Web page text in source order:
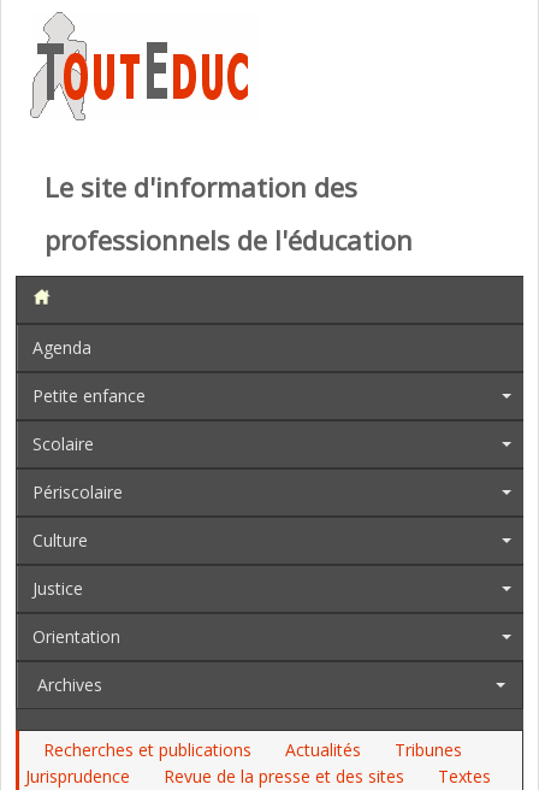
Le site d'information des
professionnels de l'éducation
Agenda
Petite enfance
Scolaire
Périscolaire
Culture
Justice
Orientation
Archives
Recherches et publications Actualités
Tribunes
Jurisprudence
Revue de la presse et des sites
Textes